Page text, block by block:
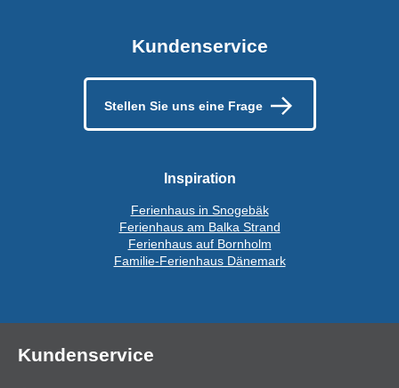
Kundenservice
Stellen Sie uns eine Frage
Inspiration
Ferienhaus in Snogebäk
Ferienhaus am Balka Strand
Ferienhaus auf Bornholm
Familie-Ferienhaus Dänemark
Kundenservice